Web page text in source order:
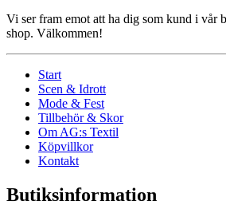
Vi ser fram emot att ha dig som kund i vår
shop. Välkommen!
Start
Scen & Idrott
Mode & Fest
Tillbehör & Skor
Om AG:s Textil
Köpvillkor
Kontakt
Butiksinformation